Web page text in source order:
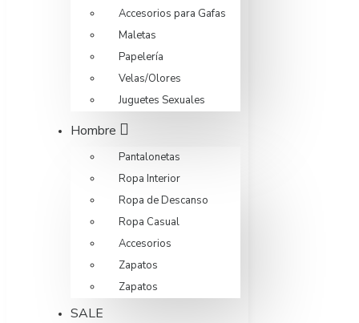
Accesorios para Gafas
Maletas
Papelería
Velas/Olores
Juguetes Sexuales
Hombre
Pantalonetas
Ropa Interior
Ropa de Descanso
Ropa Casual
Accesorios
Zapatos
Zapatos
SALE